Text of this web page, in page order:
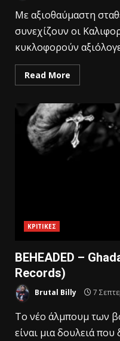
Mε αξιοθαύμαστη
συνεχίζουν οι
κυκλοφορούν
Read More
ΚΡΙΤΙΚΕΣ
BEHEADED –
Records)
Brutal Billy 7
To νέο άλμπουμ των
είναι μια δουλειά που